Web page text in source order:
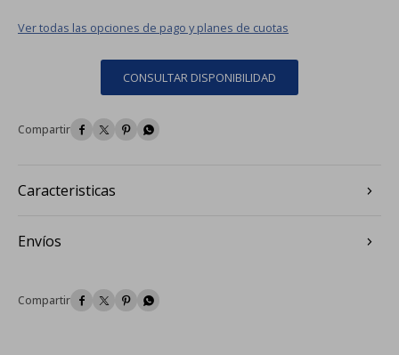
Ver todas las opciones de pago y planes de cuotas
CONSULTAR DISPONIBILIDAD
   
Caracteristicas
Envíos
   